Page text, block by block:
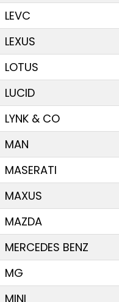
LEVC
LEXUS
LOTUS
LUCID
LYNK & CO
MAN
MASERATI
MAXUS
MAZDA
MERCEDES BENZ
MG
MINI